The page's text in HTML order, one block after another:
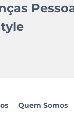
Quem Somos